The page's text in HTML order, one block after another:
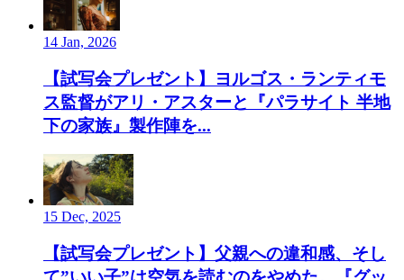
14 Jan, 2026
【試写会プレゼント】ヨルゴス・ランティモ
ス監督がアリ・アスターと『パラサイト 半地
下の家族』製作陣を...
15 Dec, 2025
【試写会プレゼント】父親への違和感、そし